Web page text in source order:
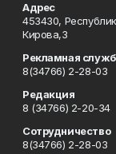
Адрес
453430,
Кирова,3
Рекламная
8(34766) 2-28-03
Редакция
8 (34766) 2-20-34
Сотрудничество
8(34766) 2-28-03